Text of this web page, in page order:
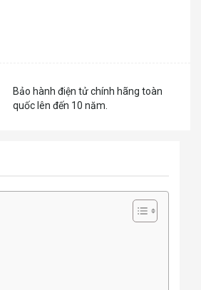
Bảo hành điện tử chính hãng toàn
quốc lên đến 10 năm.